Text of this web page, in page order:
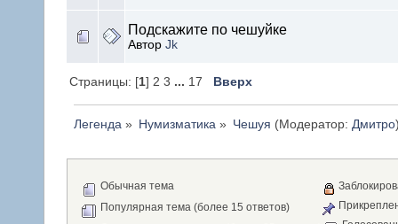
Подскажите по чешуйке
Автор Jk
Страницы: [1] 2 3 ... 17 Вверх
Легенда » Нумизматика » Чешуя (Модератор: Дмитро
Обычная тема
Популярная тема (более 15 ответов)